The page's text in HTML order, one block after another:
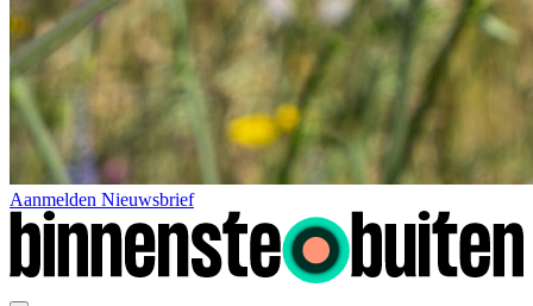
Aanmelden Nieuwsbrief